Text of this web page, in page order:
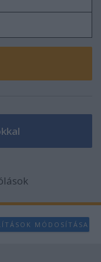
MÓDOSÍTÁSA